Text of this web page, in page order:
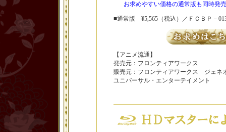
お求めやすい価格の通常版も同時発
■通常版 ¥5,565（税込）／ＦＣＢＰ－
【アニメ流通】
発売元：フロンティアワークス
販売元：フロンティアワークス ジェネ
ユニバーサル・エンターテイメント